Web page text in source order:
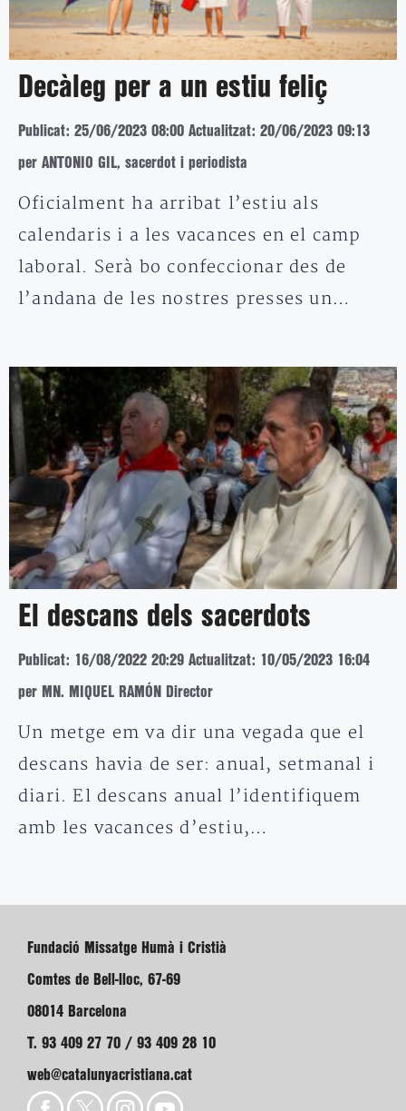
Decàleg per a un estiu feliç
Publicat: 25/06/2023 08:00 Actualitzat: 20/06/2023 09:13
per ANTONIO GIL, sacerdot i periodista
Oficialment ha arribat l’estiu als
calendaris i a les vacances en el camp
laboral. Serà bo confeccionar des de
l’andana de les nostres presses un…
El descans dels sacerdots
Publicat: 16/08/2022 20:29 Actualitzat: 10/05/2023 16:04
per MN. MIQUEL RAMÓN Director
Un metge em va dir una vegada que el
descans havia de ser: anual, setmanal i
diari. El descans anual l’identifiquem
amb les vacances d’estiu,…
Fundació Missatge Humà i Cristià
Comtes de Bell-lloc, 67-69
08014 Barcelona
T. 93 409 27 70 / 93 409 28 10
web@catalunyacristiana.cat